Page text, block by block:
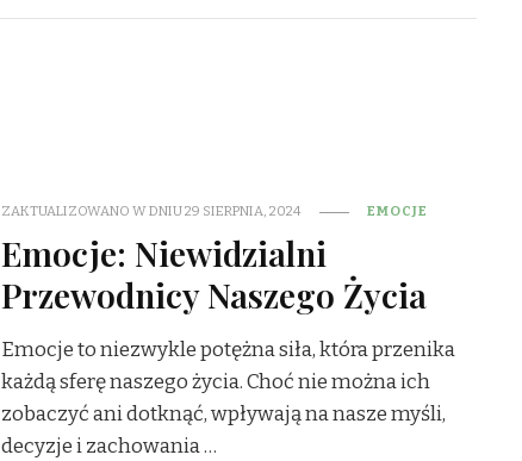
ZAKTUALIZOWANO W DNIU29 SIERPNIA, 2024 EMOCJE
Emocje: Niewidzialni
Przewodnicy Naszego Życia
Emocje to niezwykle potężna siła, która przenika
każdą sferę naszego życia. Choć nie można ich
zobaczyć ani dotknąć, wpływają na nasze myśli,
decyzje i zachowania …